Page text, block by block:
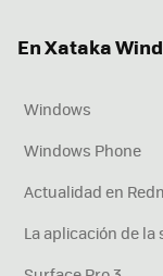
En Xataka
Windows
Windows Phone
Actualidad en
La aplicación de la